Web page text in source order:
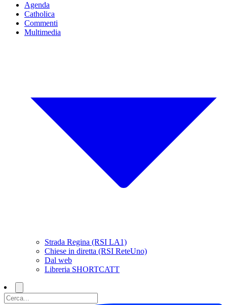
Agenda
Catholica
Commenti
Multimedia
Strada Regina (RSI LA1)
Chiese in diretta (RSI ReteUno)
Dal web
Libreria SHORTCATT